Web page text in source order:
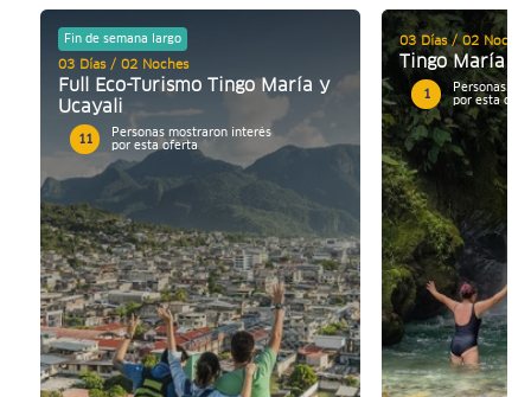
Fin de semana largo
03 Días / 02 Noches
Full Eco-Turismo Tingo María y
Ucayali
11
Personas mostraron interés
por esta oferta
03 Días / 02 Noches
Tingo María
1
Personas
por esta